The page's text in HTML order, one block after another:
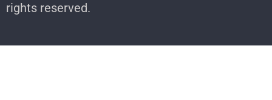
rights reserved.